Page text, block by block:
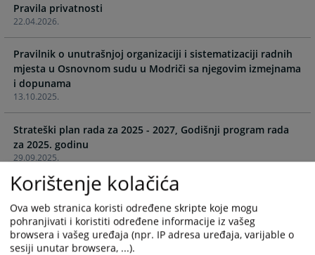
forward
interact
with
the
calendar
select
a
date.
Press
the
question
mark
key
to
interact
with
the
select
a
Press
mark
key
to
22.04.2026.
Pravila privatnosti
13.10.2025.
Pravilnik o unutrašnjoj organizaciji i sistematizaciji radnih
mjesta u Osnovnom sudu u Modriči sa njegovim izmejnama
i dopunama
29.09.2025.
Strateški plan rada za 2025 - 2027, Godišnji program rada
za 2025. godinu
18.07.2024.
Odluka
11.04.2023.
Odluka o prijemu stranaka kod predsjednika suda
Korištenje kolačića
Ova web stranica koristi određene skripte koje mogu
pohranjivati i koristiti određene informacije iz vašeg
browsera i vašeg uređaja (npr. IP adresa uređaja, varijable o
sesiji unutar browsera, ...).